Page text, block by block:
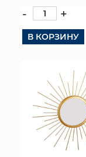
- +
В КОРЗИНУ